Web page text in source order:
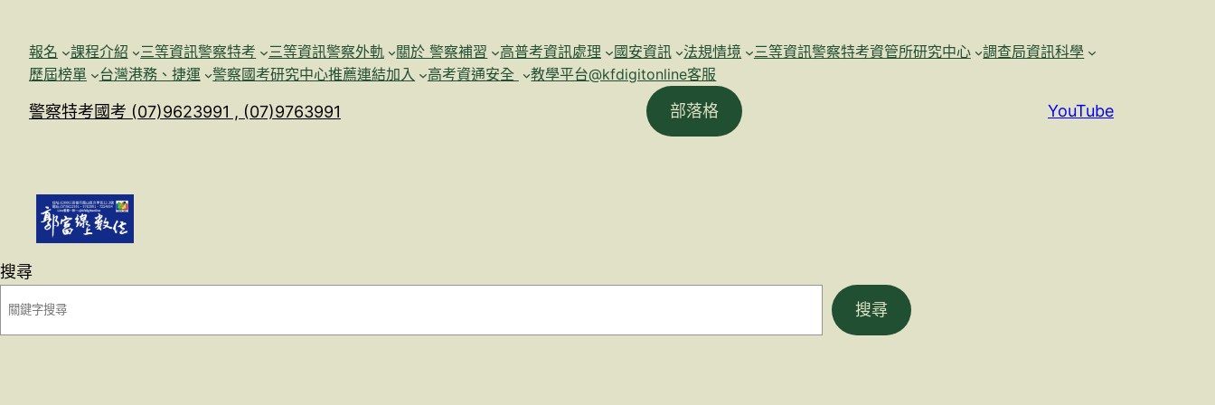
報名 課程介紹 三等資訊警察特考 三等資訊警察外軌 關於 警察補習 高普考資訊處理 國安資訊 法規情境 三等資訊警察特考資管所研究中心
調查局資訊科學
歷屆榜單
台灣港務、捷運 警察國考研究中心推薦連結加入 高考資通安全 教學平台@kfdigitonline客服
警察特考國考 (07)9623991 , (07)9763991 部落格 YouTube
搜尋
搜尋